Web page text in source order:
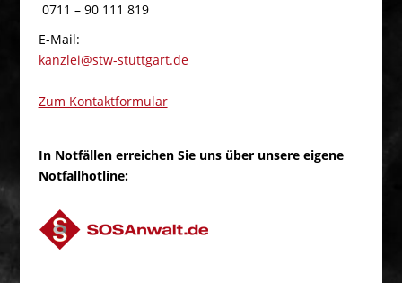
0711 – 90 111 819
E-Mail:
kanzlei@stw-stuttgart.de
Zum Kontaktformular
In Notfällen erreichen Sie uns über unsere eigene
Notfallhotline: